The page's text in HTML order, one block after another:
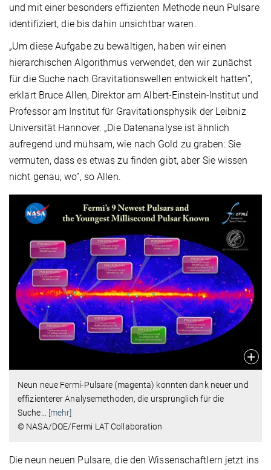
und mit einer besonders effizienten Methode neun Pulsare
identifiziert, die bis dahin unsichtbar waren.
„Um diese Aufgabe zu bewältigen, haben wir einen
hierarchischen Algorithmus verwendet, den wir zunächst
für die Suche nach Gravitationswellen entwickelt hatten”,
erklärt Bruce Allen, Direktor am Albert-Einstein-Institut und
Professor am Institut für Gravitationsphysik der Leibniz
Universität Hannover. „Die Datenanalyse ist ähnlich
aufregend und mühsam, wie nach Gold zu graben: Sie
vermuten, dass es etwas zu finden gibt, aber Sie wissen
nicht genau, wo”, so Allen.
Neun neue Fermi-Pulsare (magenta) konnten dank neuer und
effizienterer Analysemethoden, die ursprünglich für die
Suche
[mehr]
© NASA/DOE/Fermi LAT Collaboration
Die neun neuen Pulsare, die den Wissenschaftlern jetzt ins